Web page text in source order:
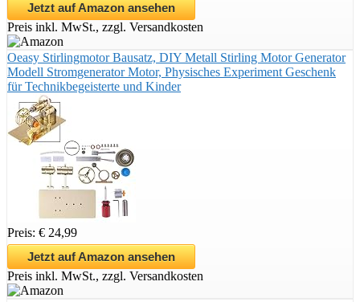
Jetzt auf Amazon ansehen
Preis inkl. MwSt., zzgl. Versandkosten
Oeasy Stirlingmotor Bausatz, DIY Metall Stirling Motor Generator
Modell Stromgenerator Motor, Physisches Experiment Geschenk
für Technikbegeisterte und Kinder
Preis: € 24,99
Jetzt auf Amazon ansehen
Preis inkl. MwSt., zzgl. Versandkosten